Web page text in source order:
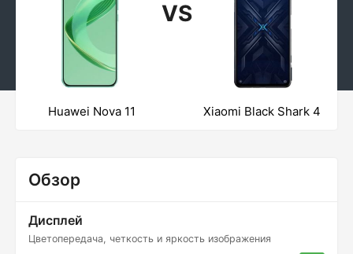
VS
Huawei Nova 11 Xiaomi Black Shark 4
Обзор
Дисплей
Цветопередача, четкость и яркость изображения